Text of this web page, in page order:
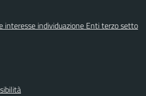
interesse individuazione Enti terzo setto